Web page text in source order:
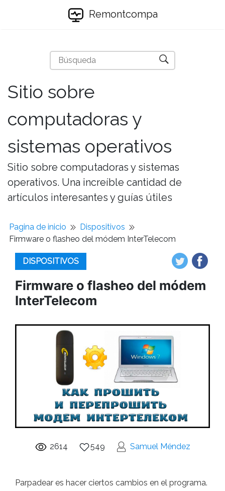
Remontcompa
Sitio sobre
computadoras y
sistemas operativos
Sitio sobre computadoras y sistemas
operativos. Una increíble cantidad de
artículos interesantes y guías útiles
Pagina de inicio
Dispositivos
Firmware o flasheo del módem InterTelecom
DISPOSITIVOS
Firmware o flasheo del módem
InterTelecom
2614 549 Samuel Méndez
Parpadear es hacer ciertos cambios en el programa.